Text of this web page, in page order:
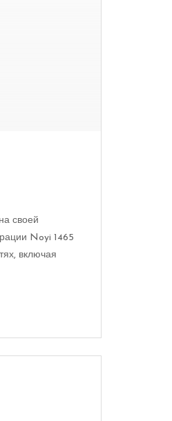
своей
Noyi 1465
включая